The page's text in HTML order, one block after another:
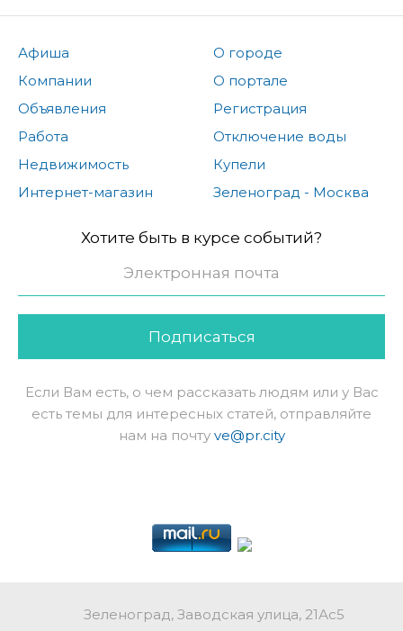
Афиша
Компании
Объявления
Работа
Недвижимость
Интернет-магазин
О городе
О портале
Регистрация
Отключение воды
Купели
Зеленоград - Москва
Хотите быть в курсе событий?
Подписаться
Если Вам есть, о чем рассказать людям или у Вас
есть темы для интересных статей, отправляйте
нам на почту ve@pr.city
Зеленоград, Заводская улица, 21Ас5